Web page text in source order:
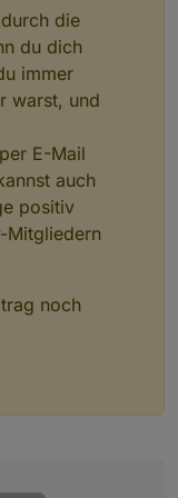
nicht gebrauchter
Tab nutzt
es selbst antrigern
erst dann sieht man
die
du dich
immer
warst, und
E-Mail
auch
positiv
Mitgliedern
noch